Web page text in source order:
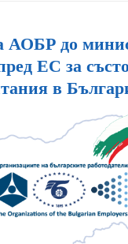
до
ЕС за
в